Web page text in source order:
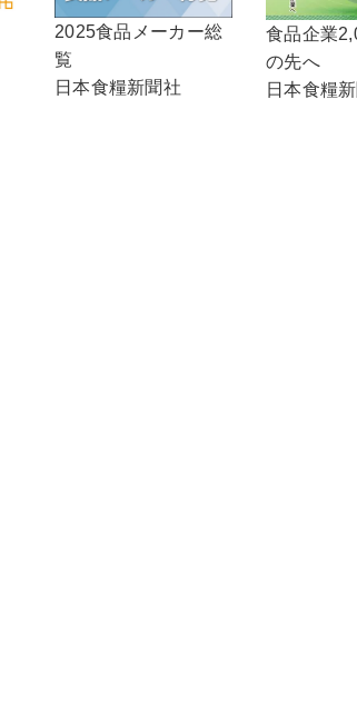
2025食品メーカー総
覧
日本食糧新聞社
食品企業
の先へ
日本食糧